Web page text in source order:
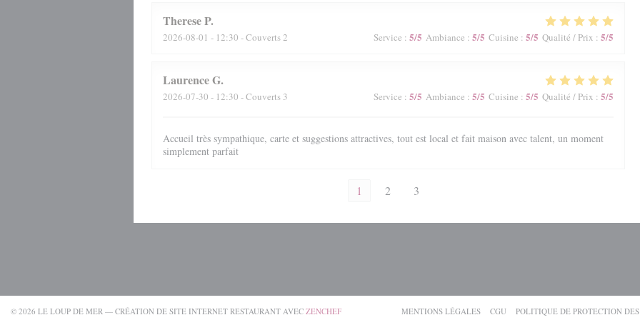
ThereseP
2026-08-01 - 12:30 - Couverts 2 Service : 5/5 Ambiance : 5/5 Cuisine : 5/5 Qualité / Prix : 5/5
LaurenceG
2026-07-30 - 12:30 - Couverts 3 Service : 5/5 Ambiance : 5/5 Cuisine : 5/5 Qualité / Prix : 5/5
Accueil très sympathique, carte et suggestions attractives, tout est local et fait maison avec talent, un moment
simplement parfait
1 2 3
© 2026 LE LOUP DE MER — CRÉATION DE SITE INTERNET RESTAURANT AVEC ZENCHEF((OUVRE UNE NOUVELLE FENÊTRE))
MENTIONS LÉGALES((OUVRE UNE NOUVELLE FENÊTRE))
CGU((OUVRE UNE NOUVELLE
POLITIQUE DE PROTECTION